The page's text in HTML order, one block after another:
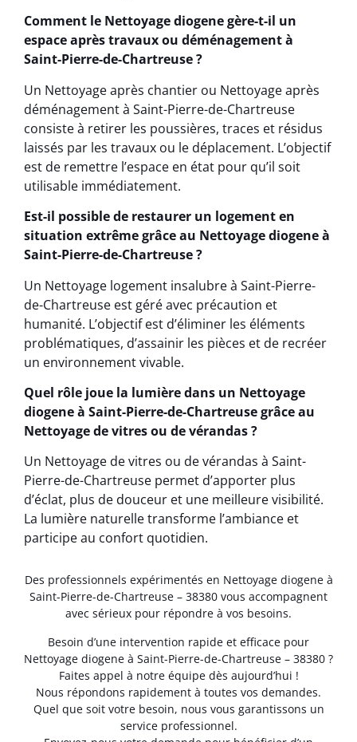
Comment le Nettoyage diogene gère-t-il un
espace après travaux ou déménagement à
Saint-Pierre-de-Chartreuse ?
Un Nettoyage après chantier ou Nettoyage après
déménagement à Saint-Pierre-de-Chartreuse
consiste à retirer les poussières, traces et résidus
laissés par les travaux ou le déplacement. L’objectif
est de remettre l’espace en état pour qu’il soit
utilisable immédiatement.
Est-il possible de restaurer un logement en
situation extrême grâce au Nettoyage diogene à
Saint-Pierre-de-Chartreuse ?
Un Nettoyage logement insalubre à Saint-Pierre-
de-Chartreuse est géré avec précaution et
humanité. L’objectif est d’éliminer les éléments
problématiques, d’assainir les pièces et de recréer
un environnement vivable.
Quel rôle joue la lumière dans un Nettoyage
diogene à Saint-Pierre-de-Chartreuse grâce au
Nettoyage de vitres ou de vérandas ?
Un Nettoyage de vitres ou de vérandas à Saint-
Pierre-de-Chartreuse permet d’apporter plus
d’éclat, plus de douceur et une meilleure visibilité.
La lumière naturelle transforme l’ambiance et
participe au confort quotidien.
Des professionnels expérimentés en Nettoyage diogene à
Saint-Pierre-de-Chartreuse – 38380 vous accompagnent
avec sérieux pour répondre à vos besoins.
Besoin d’une intervention rapide et efficace pour
Nettoyage diogene à Saint-Pierre-de-Chartreuse – 38380 ?
Faites appel à notre équipe dès aujourd’hui !
Nous répondons rapidement à toutes vos demandes.
Quel que soit votre besoin, nous vous garantissons un
service professionnel.